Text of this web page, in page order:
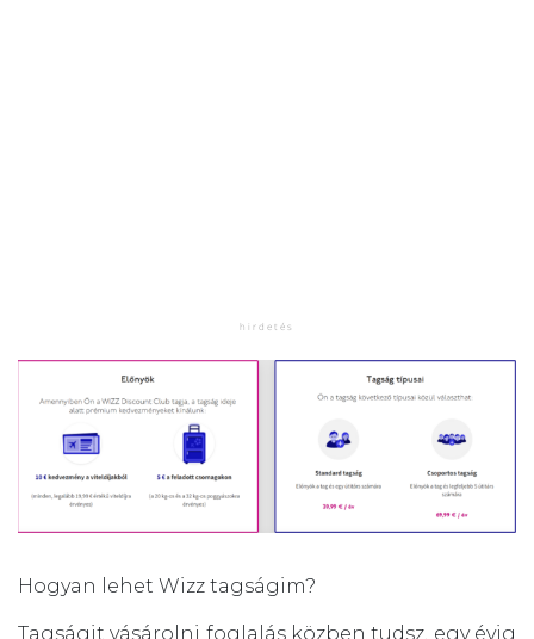
Hogyan lehet Wizz tagságim?
Tagságit vásárolni foglalás közben tudsz, egy évig